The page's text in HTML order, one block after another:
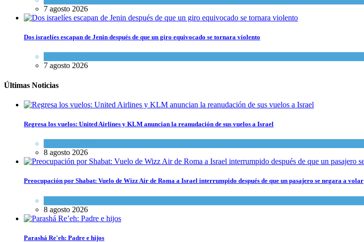
7 agosto 2026
Dos israelíes escapan de Jenin después de que un giro equivocado se tornara violento
7 agosto 2026
Últimas Noticias
Regresa los vuelos: United Airlines y KLM anuncian la reanudación de sus vuelos a Israel
8 agosto 2026
Preocupación por Shabat: Vuelo de Wizz Air de Roma a Israel interrumpido después de que un pasajero se negara a volar
8 agosto 2026
Parashá Re'eh: Padre e hijos